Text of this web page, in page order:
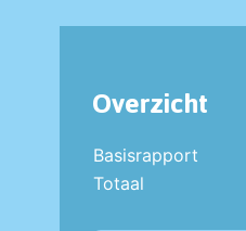
Overzicht
Basisrapport
Totaal